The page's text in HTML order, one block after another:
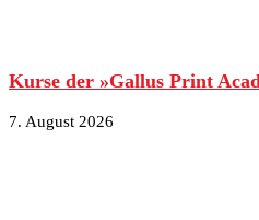
Kurse der »Gallus Print
7. August 2026